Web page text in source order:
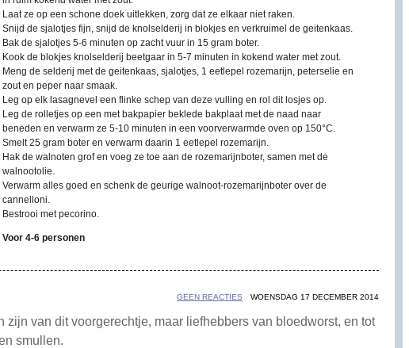
Laat ze op een schone doek uitlekken, zorg dat ze elkaar niet raken.
Snijd de sjalotjes fijn, snijd de knolselderij in blokjes en verkruimel de geitenkaas.
Bak de sjalotjes 5-6 minuten op zacht vuur in 15 gram boter.
Kook de blokjes knolselderij beetgaar in 5-7 minuten in kokend water met zout.
Meng de selderij met de geitenkaas, sjalotjes, 1 eetlepel rozemarijn, peterselie en
zout en peper naar smaak.
Leg op elk lasagnevel een flinke schep van deze vulling en rol dit losjes op.
Leg de rolletjes op een met bakpapier beklede bakplaat met de naad naar
beneden en verwarm ze 5-10 minuten in een voorverwarmde oven op 150°C.
Smelt 25 gram boter en verwarm daarin 1 eetlepel rozemarijn.
Hak de walnoten grof en voeg ze toe aan de rozemarijnboter, samen met de
walnootolie.
Verwarm alles goed en schenk de geurige walnoot-rozemarijnboter over de
cannelloni.
Bestrooi met pecorino.
Voor 4-6 personen
WOENSDAG 17 DECEMBER 2014
GEEN REACTIES
zijn van dit voorgerechtje, maar liefhebbers van bloedworst, en tot
smullen.